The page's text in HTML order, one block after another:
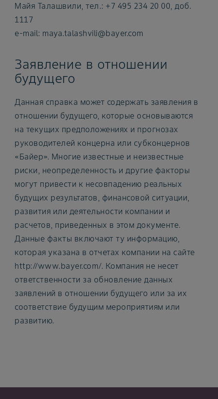
Mайя Талашвили, тел.: +7 495 234 20 00, доб.
1117
e-mail: maya.talashvili@bayer.com
Заявление в отношении
будущего
Данная справка может содержать заявления в
отношении будущего, которые основываются
на текущих предположениях и прогнозах
руководителей концерна или субконцернов
«Байер». Многие известные и неизвестные
риски, неопределенность и другие факторы
могут привести к несовпадению реальных
будущих результатов, финансовой ситуации,
развития или деятельности компании и
расчетов, приведенных в этом документе.
Данные факты включают ту информацию,
которая указана в отчетах компании на сайте
http://www.bayer.com/. Компания не несет
ответственности за обновление данных
заявлений в отношении будущего или за их
соответствие будущим мероприятиям или
развитию.